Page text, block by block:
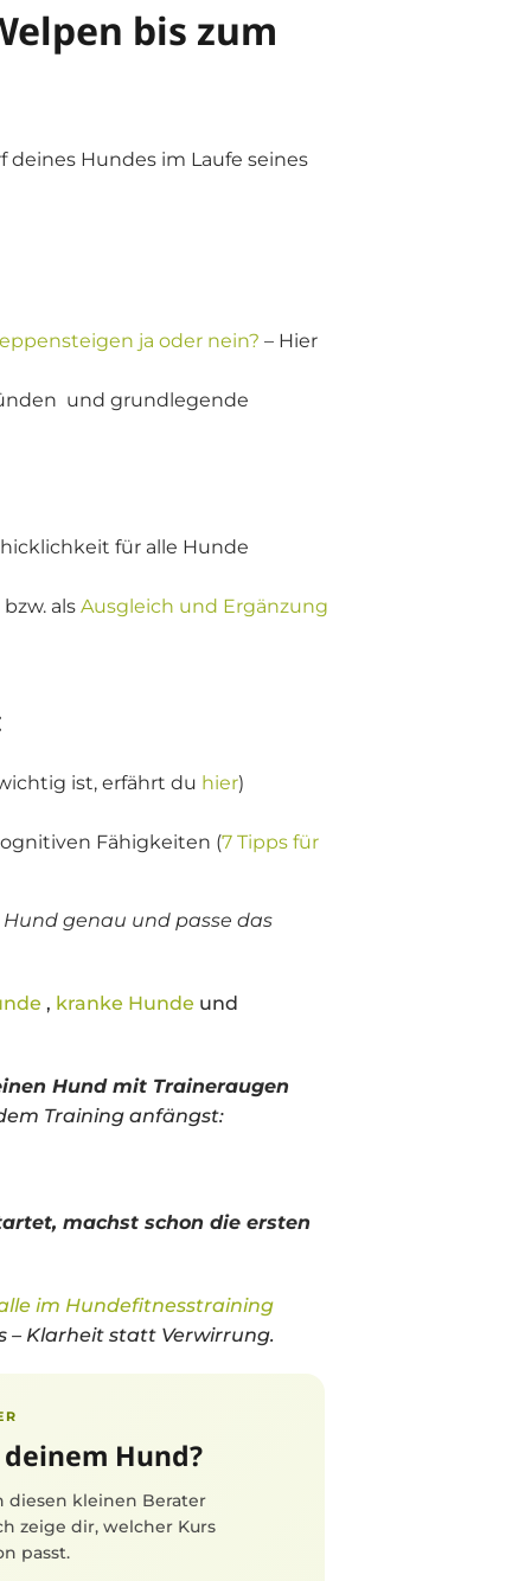
bis zum
deines Hundes im Laufe seines
ja oder nein? – Hier
und grundlegende
für alle Hunde
als Ausgleich und Ergänzung
ist, erfährt du hier)
Fähigkeiten (7 Tipps für
genau und passe das
, kranke Hunde und
Hund mit Traineraugen
Training anfängst:
machst schon die ersten
alle im Hundefitnesstraining
– Klarheit statt Verwirrung.
Hund?
diesen kleinen Berater
zeige dir, welcher Kurs
passt.